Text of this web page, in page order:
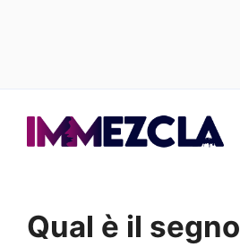
Qual è il segno